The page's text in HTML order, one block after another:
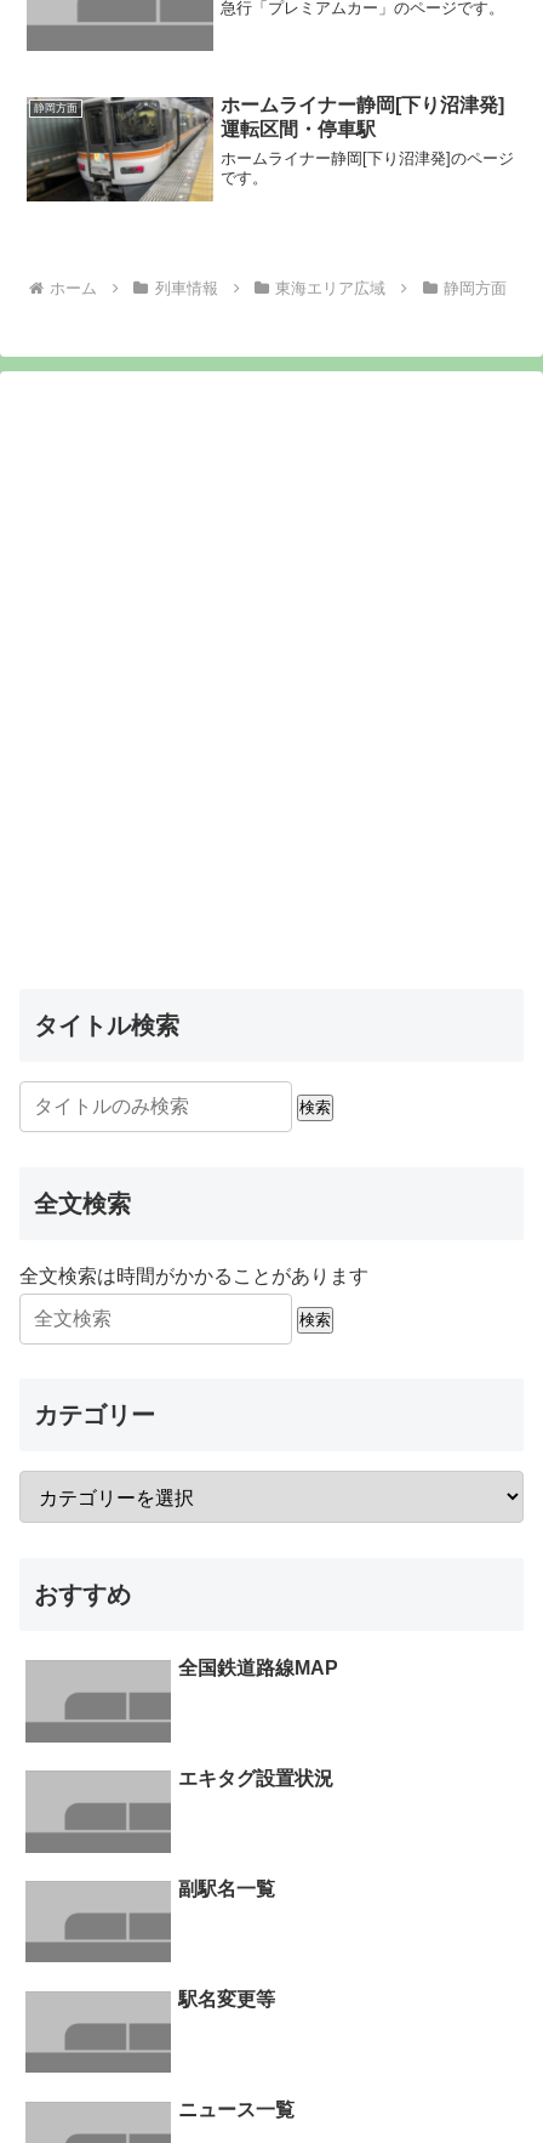
急行「プレミアムカー」のページです。
静岡方面
ホームライナー静岡[下り沼津発]
運転区間・停車駅
ホームライナー静岡[下り沼津発]のページ
です。
ホーム 列車情報 東海エリア広域 静岡方面
タイトル検索
検索
全文検索
全文検索は時間がかかることがあります
検索
カテゴリー
おすすめ
全国鉄道路線MAP
エキタグ設置状況
副駅名一覧
駅名変更等
ニュース一覧